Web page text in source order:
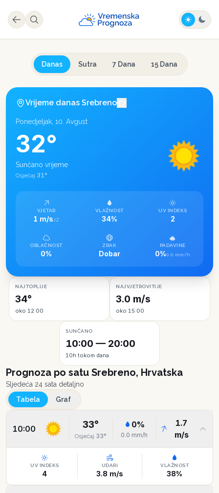
Danas Sutra 7 Dana 15 Dana
Vrijeme danas Srebreno
Ponedjeljak, 10. Avgust
32°
Sunčano vrijeme
Osjećaj 31°
VJETAR
1 m/s JZ
VLAŽNOST
34%
UV INDEKS
2
OBLAČNOST
0%
ZRAK
Dobar
PADAVINE
0%0.0 mm/h
NAJTOPLIJE
34°
oko 12:00
NAJVJETROVITIJE
3.0 m/s
oko 15:00
SUNČANO
10:00 — 20:00
10h tokom dana
Prognoza po satu Srebreno, Hrvatska
Sljedeća 24 sata detaljno
Tabela
Graf
10:00 33°
Osjećaj 33°
0%
0.0 mm/h
1.7
m/s
UV INDEKS
4
UDARI
3.8 m/s
VLAŽNOST
38%